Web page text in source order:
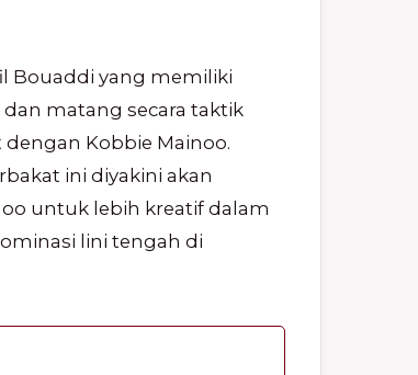
Bouaddi yang memiliki
matang secara taktik
Kobbie Mainoo.
ini diyakini akan
untuk lebih kreatif dalam
lini tengah di